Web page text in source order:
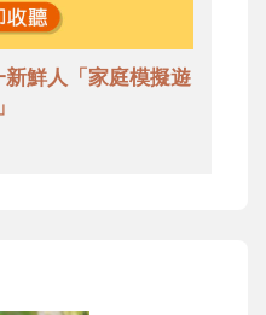
鮮人「家庭模擬遊